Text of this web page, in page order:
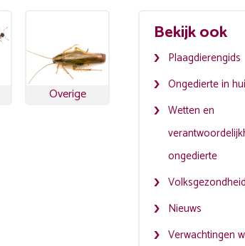
Overige
Bekijk ook
Plaagdierengids
Ongedierte in
Wetten en
ongedierte
Volksgezondheid
Nieuws
Verwachtingen